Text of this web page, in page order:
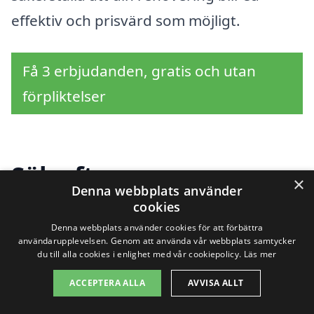
effektiv och prisvärd som möjligt.
Få 3 erbjudanden, gratis och utan
förpliktelser
Sök efter en
professionell för
renovera fönster i
andra städer nära
Hälsö
×
Denna webbplats använder
cookies
Denna webbplats använder cookies för att förbättra
användarupplevelsen. Genom att använda vår webbplats samtycker
du till alla cookies i enlighet med vår cookiepolicy. Läs mer
ACCEPTERA ALLA AVVISA ALLT